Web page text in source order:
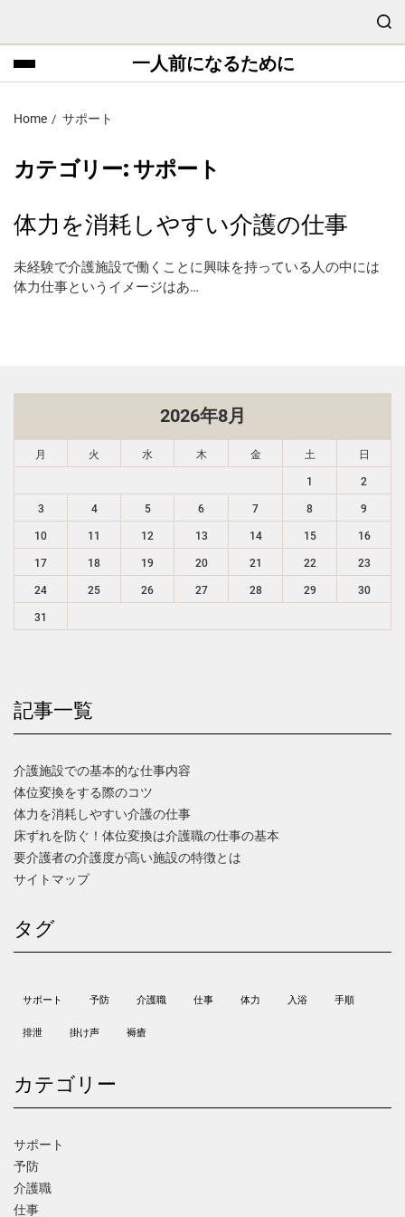
一人前になるために
Home サポート
カテゴリー:サポート
体力を消耗しやすい介護の仕事
未経験で介護施設で働くことに興味を持っている人の中には
体力仕事というイメージはあ…
2026年8月
月 火 水 木 金 土 日
1 2
3 4 5 6 7 8 9
10 11 12 13 14 15 16
17 18 19 20 21 22 23
24 25 26 27 28 29 30
31
記事一覧
介護施設での基本的な仕事内容
体位変換をする際のコツ
体力を消耗しやすい介護の仕事
床ずれを防ぐ！体位変換は介護職の仕事の基本
要介護者の介護度が高い施設の特徴とは
サイトマップ
タグ
サポート 予防 介護職 仕事 体力 入浴 手順
排泄 掛け声 褥瘡
カテゴリー
サポート
予防
介護職
仕事